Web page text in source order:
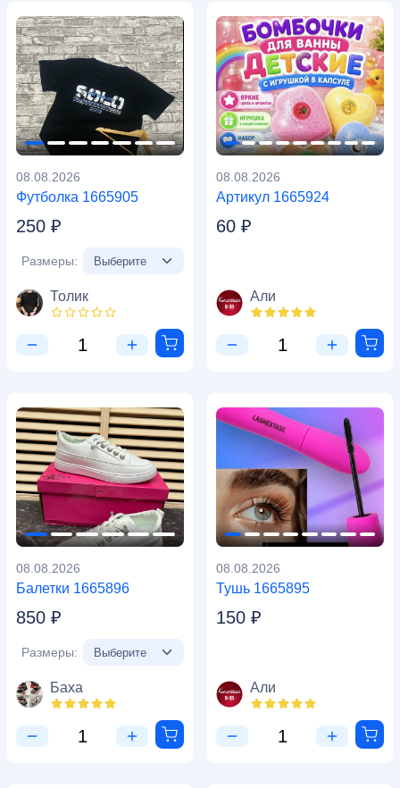
Футболка 1665905
08.08.2026
250 ₽
Размеры:
Толик
Артикул 1665924
08.08.2026
60 ₽
Али
Балетки 1665896
08.08.2026
850 ₽
Размеры:
Баха
Тушь 1665895
08.08.2026
150 ₽
Али